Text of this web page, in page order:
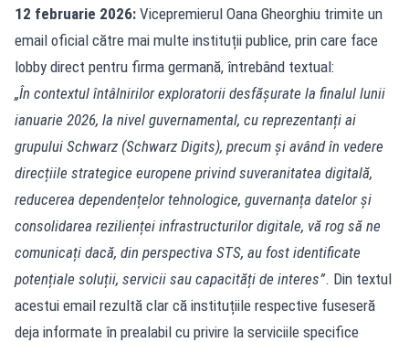
12 februarie 2026: Vicepremierul Oana Gheorghiu trimite un
email oficial către mai multe instituții publice, prin care face
lobby direct pentru firma germană, întrebând textual:
„În contextul întâlnirilor exploratorii desfășurate la finalul lunii
ianuarie 2026, la nivel guvernamental, cu reprezentanți ai
grupului Schwarz (Schwarz Digits), precum și având în vedere
direcțiile strategice europene privind suveranitatea digitală,
reducerea dependențelor tehnologice, guvernanța datelor și
consolidarea rezilienței infrastructurilor digitale, vă rog să ne
comunicați dacă, din perspectiva STS, au fost identificate
potențiale soluții, servicii sau capacități de interes”. Din textul
acestui email rezultă clar că instituțiile respective fuseseră
deja informate în prealabil cu privire la serviciile specifice